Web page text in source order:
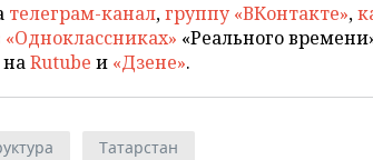
телеграм-канал,группу «ВКонтакте»,
«Одноклассниках» «Реального
Rutube и «Дзене».
Татарстан